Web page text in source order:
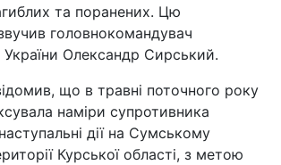
та поранених. Цю
головнокомандувач
Олександр Сирський.
що в травні поточного року
наміри супротивника
дії на Сумському
Курської області, з метою